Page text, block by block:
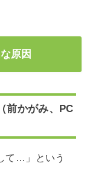
原因
前かがみ、PC
て…」という